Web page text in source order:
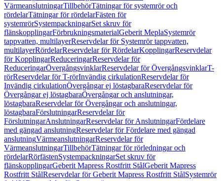
VärmeanslutningarTillbehörTätningar för systemrör och
rördelarTätningar för rördelarFästen för
systemrörSystempackningarSet skruv för
flänskopplingarFörbrukningsmaterialGeberit MeplaSystemrör
tappvatten, multilayerReservdelar för Systemrör tappvatten,
multilayerRördelarReservdelar för RördelarKopplingarReservdelar
för KopplingarReduceringarReservdelar för
ReduceringarÖvergångsvinklarReservdelar för ÖvergångsvinklarT-
rörReservdelar för T-rörInvändig cirkulationReservdelar för
Invändig cirkulationÖvergångar ej löstagbaraReservdelar för
Övergångar ej löstagbaraÖvergångar och anslutningar,
löstagbaraReservdelar för Övergångar och anslutningar,
löstagbaraFörslutningarReservdelar för
FörslutningarAnslutningarReservdelar för AnslutningarFördelare
med gängad anslutningReservdelar för Fördelare med gängad
anslutningVärmeanslutningarReservdelar för
VärmeanslutningarTillbehörTätningar för rörledningar och
rördelarRörfästenSystempackningarSet skruv för
flänskopplingarGeberit Mapress Rostfritt StålGeberit Mapress
Rostfritt StålReservdelar för Geberit Mapress Rostfritt StålSystemrör